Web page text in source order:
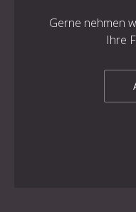
Gerne nehmen
Ihre